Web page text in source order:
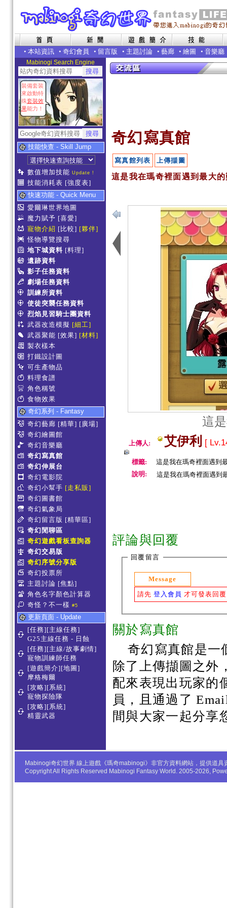
• 本站資訊 • 奇幻會員 • 留言版 • 主題討論 • 藝廊 • 繪圖 • 音樂廳
Mabinogi Search Engine
裝備套裝
來啟動特
殊套裝效
果能力！
技能快查 - Skill Jump
數值增加技能 Update !
技能消耗表 [強度表]
快速功能 - Quick Menu
愛爾琳世界地圖
魔力賦予 [喜愛]
寵物介紹 [比較] [夥伴]
怪物導覽搜尋
地下城資料 [料理]
遺跡資料
影子任務資料
劇場任務資料
訓練所資料
使徒突襲任務資料
烈焰見習騎士團資料
武器改造模擬 [細工]
武器聚能 [效果] [材料]
製衣樣本
打鐵設計圖
可生產物品
料理食譜
角色稱號
食物效果
奇幻系列 - Fantasy
奇幻藝廊 [精華] [廣場]
奇幻繪圖館
奇幻音樂廳
奇幻寫真館
奇幻伸展台
奇幻電影院
奇幻小幫手 [走私販]
奇幻圖書館
奇幻氣象局
奇幻留言版 [精華區]
奇幻閒聊區
奇幻遊戲看板查詢器
奇幻交易版
奇幻序號分享版
奇幻投票所
主題討論 [焦點]
角色名字顏色計算器
奇怪？不一樣 #5
更新頁面 - Update
[任務][主線任務]
G25主線任務 - 日蝕
[任務][主線/故事劇情]
寵物訓練師任務
[遊戲簡介][地圖]
摩格梅爾
[攻略][系統]
寵物探險隊
[攻略][系統]
精靈武器
奇幻寫真館
寫真館列表 上傳擷圖
這是我在瑪奇裡面遇到最大
這
上傳人: 艾伊利 [
標籤:
這是我在瑪奇裡面遇到
說明:
這是我在瑪奇裡面遇到
評論與回覆
回覆留言
Message
請先 登入會員 才可發表回
關於寫真館
奇幻寫真館是一
除了上傳擷圖之外
配來表現出玩家的
員，且通過了
間與大家一起分享
Mabinogi奇幻世界 線上遊戲《瑪奇mabinogi》非官方資料網站，提供道
Copyright All Rights Reserved Mabinogi Fantasy World. 2005-2026,